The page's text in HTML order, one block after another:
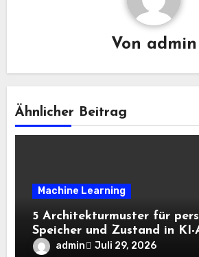
Von admin
Ähnlicher Beitrag
Machine Learning
5 Architekturmuster für
Speicher und Zustand in KI-
admin Juli 29, 2026